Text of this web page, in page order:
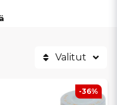
Hitachi-kaivukoneisiin
toiminnan.
MEILLÄ
Valitut
-36%